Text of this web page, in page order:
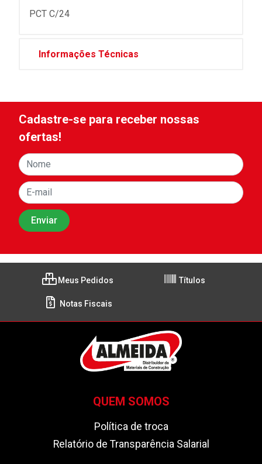
PCT C/24
Informações Técnicas
Cadastre-se para receber nossas
ofertas!
Meus Pedidos Títulos
Notas Fiscais
QUEM SOMOS
Política de troca
Relatório de Transparência Salarial